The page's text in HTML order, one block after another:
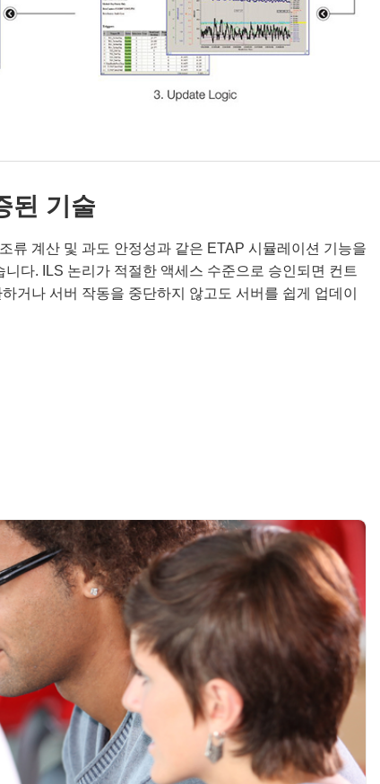
된 기술
류 계산 및 과도 안정성과 같은 ETAP 시뮬레이션 기능을
다. ILS 논리가 적절한 액세스 수준으로 승인되면 컨트
거나 서버 작동을 중단하지 않고도 서버를 쉽게 업데이